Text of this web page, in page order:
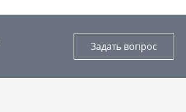
Задать вопрос